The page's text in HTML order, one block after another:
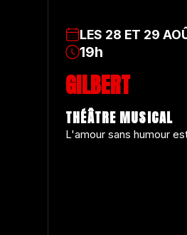
LES 28 ET 29
19h
GILBERT
THÉÂTRE MUSICAL
L'amour sans humour